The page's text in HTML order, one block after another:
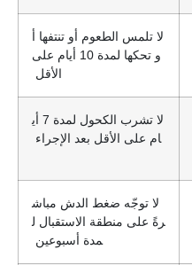
لا تلمس الطعوم أو تنتفها أ
و تحكها لمدة 10 أيام على
الأقل
لا تشرب الكحول لمدة 7 أي
ام على الأقل بعد الإجراء
لا توجّه ضغط الدش مباش
رةً على منطقة الاستقبال ل
مدة أسبوعين